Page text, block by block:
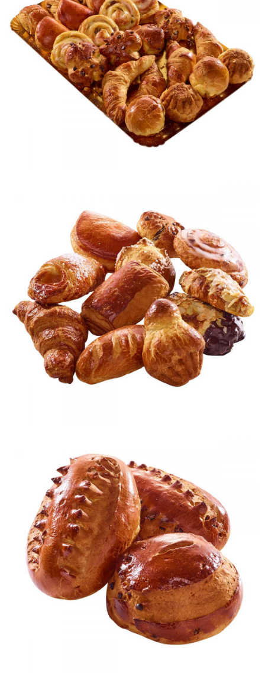
Assortiment de mini viennoiseries
Viennoiseries
Assortiment de viennoiseries
Viennoiseries
Cramiques
Viennoiseries